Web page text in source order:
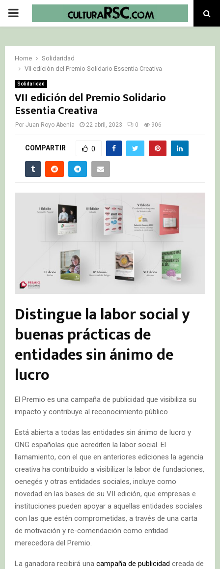
PRIMARY
Home
Solidaridad
VII edición del Premio Solidario Essentia Creativa
Solidaridad
VII edición del Premio Solidario
Essentia Creativa
Por Juan Royo Abenia 22 abril, 2023 0 906
COMPARTIR 0
Distingue la labor social y
buenas prácticas de
entidades sin ánimo de
lucro
El Premio es una campaña de publicidad que visibiliza su
impacto y contribuye al reconocimiento público
Está abierta a todas las entidades sin ánimo de lucro y
ONG españolas que acrediten la labor social. El
llamamiento, con el que en anteriores ediciones la agencia
creativa ha contribuido a visibilizar la labor de fundaciones,
oenegés y otras entidades sociales, incluye como
novedad en las bases de su VII edición, que empresas e
instituciones pueden apoyar a aquellas entidades sociales
con las que estén comprometidas, a través de una carta
de motivación y re-comendación como entidad
merecedora del Premio.
La ganadora recibirá una campaña de publicidad creada de